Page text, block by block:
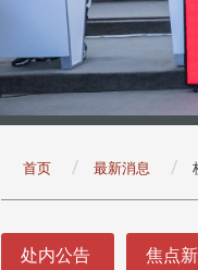
首页 最新消息
处内公告 焦点